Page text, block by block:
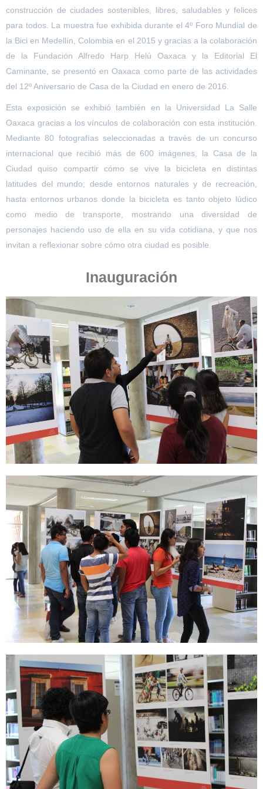
construcción de ciudades sostenibles, libres, saludables y felices
para todos. La muestra fue exhibida durante el 4º Foro Mundial de
la Bici en Medellín, Colombia en el 2015 y gracias a la colaboración
de la Fundación Alfredo Harp Helú Oaxaca y la Editorial El
Caminante, se presentó en Oaxaca como parte de las actividades
del 12º Aniversario de Casa de la Ciudad en enero de 2016.
Esta exposición se exhibió también en la Universidad La Salle
Oaxaca gracias a los vínculos de colaboración con esta institución.
Mediante 80 fotografías seleccionadas a través de un concurso
internacional que recibió más de 600 imágenes, la Casa de la
Ciudad quiso compartir cómo se vive la bicicleta en distintas
latitudes del mundo; desde entornos naturales y de recreación,
hasta entornos urbanos donde la bicicleta es tanto objeto lúdico
como medio de transporte, mostrando una diversidad de
personajes haciendo uso de ella en su vida cotidiana, y que nos
invitan a reflexionar sobre cómo otra ciudad es posible.
Inauguración